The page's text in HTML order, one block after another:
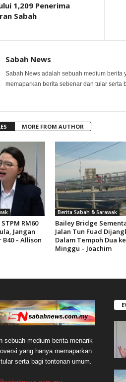
1,209 Penerima
Sabah
Sabah News
Sabah News adalah sebuah medium berita
memaparkan berita sebenar dan tular serta
MORE FROM AUTHOR
RM60
Jangan
– Allison
Berita Sabah & Sarawak
Bailey Bridge
Jalan Tun Fuad
Dalam Tempoh Dua
Minggu – Joachim
sebuah medium berita menarik
yang hanya memaparkan
serta bagi tontonan umum.